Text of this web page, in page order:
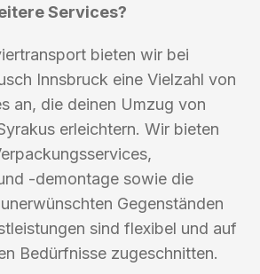
Services?
bieten wir bei
Innsbruck eine Vielzahl von
an, die deinen Umzug von
erleichtern. Wir bieten
-demontage sowie die
Gegenständen
sind flexibel und auf
Bedürfnisse zugeschnitten.